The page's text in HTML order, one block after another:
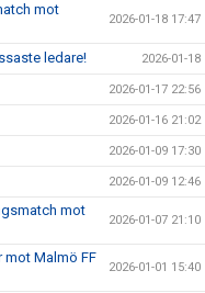
mot
2026-01-18 17:47
ledare! 2026-01-18
2026-01-17 22:56
2026-01-16 21:02
2026-01-09 17:30
2026-01-09 12:46
mot
2026-01-07 21:10
mot Malmö FF
2026-01-01 15:40